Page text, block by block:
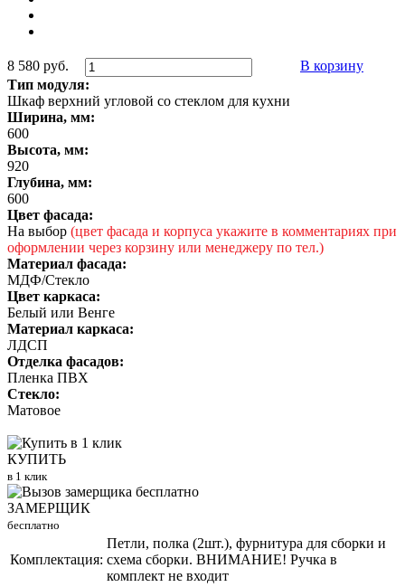
8 580 руб.
В корзину
Тип модуля:
Шкаф верхний угловой со стеклом для кухни
Ширина, мм:
600
Высота, мм:
920
Глубина, мм:
600
Цвет фасада:
На выбор (цвет фасада и корпуса укажите в комментариях при
оформлении через корзину или менеджеру по тел.)
Материал фасада:
МДФ/Стекло
Цвет каркаса:
Белый или Венге
Материал каркаса:
ЛДСП
Отделка фасадов:
Пленка ПВХ
Стекло:
Матовое
КУПИТЬ
в 1 клик
ЗАМЕРЩИК
бесплатно
Комплектация:
Петли, полка (2шт.), фурнитура для сборки и
схема сборки. ВНИМАНИЕ! Ручка в
комплект не входит